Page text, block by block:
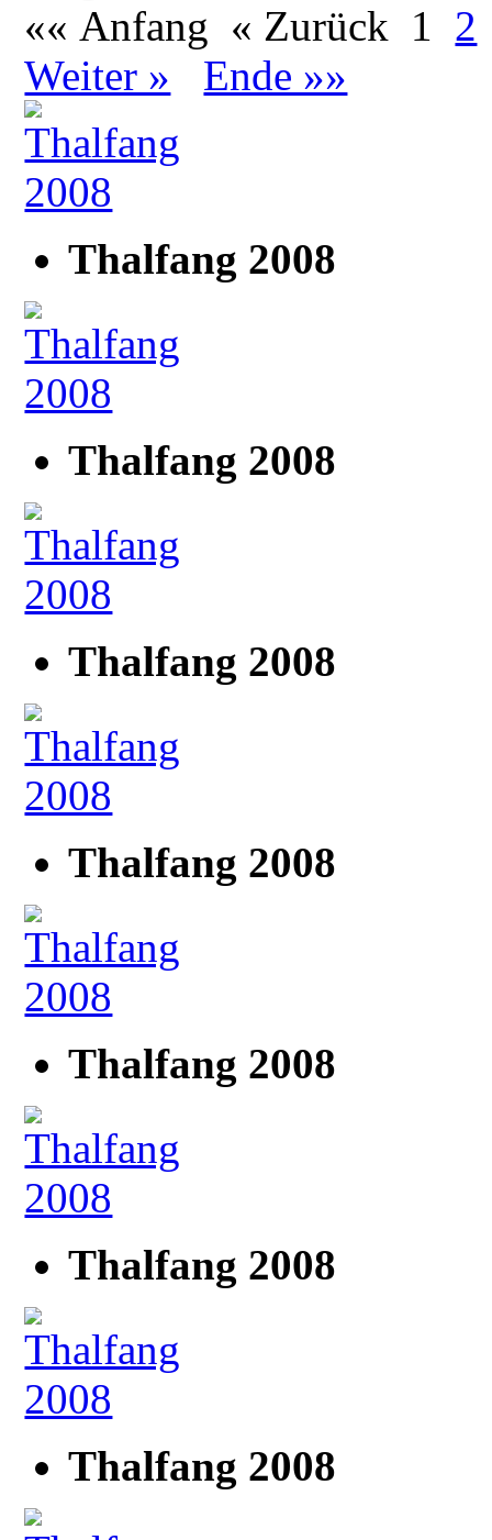
«« Anfang « Zurück 1 2
Weiter »
Ende »»
Thalfang 2008
Thalfang 2008
Thalfang 2008
Thalfang 2008
Thalfang 2008
Thalfang 2008
Thalfang 2008